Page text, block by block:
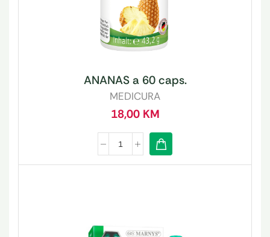
ANANAS a 60 caps.
MEDICURA
18,00 KM